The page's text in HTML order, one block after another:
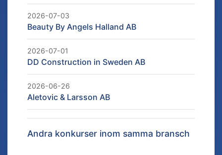
2026-07-03
Beauty By Angels Halland AB
2026-07-01
DD Construction in Sweden AB
2026-06-26
Aletovic & Larsson AB
Andra konkurser inom samma bransch